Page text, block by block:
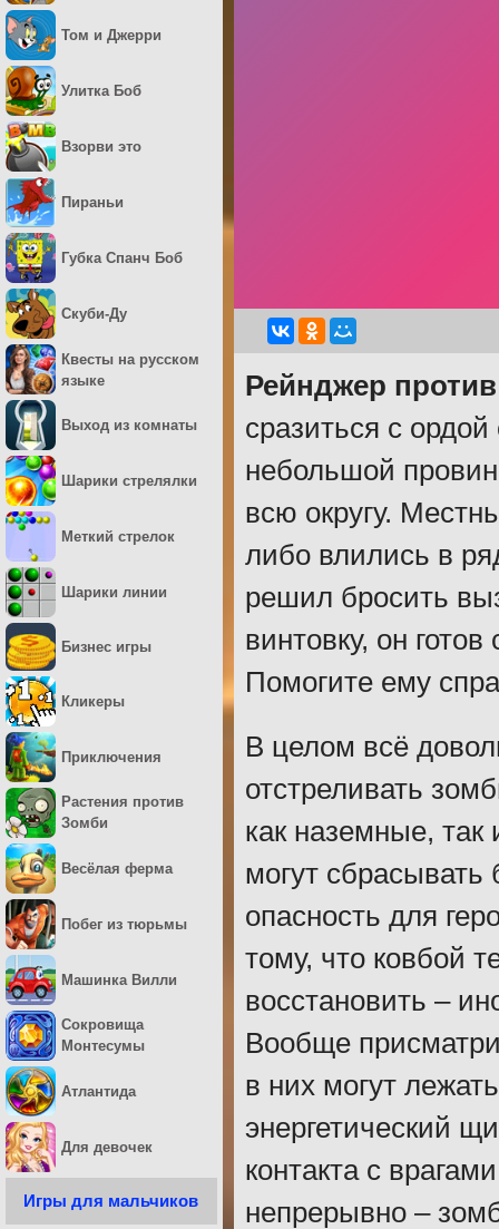
Рейнджер
сразиться с
небольшой
всю округу.
либо влились в
решил бросить
винтовку, он
Помогите ему
В целом всё
отстреливать
как наземные,
могут
опасность для
тому, что ковбой
восстановить –
Вообще
в них могут
энергетический
контакта с
непрерывно –
Том и Джерри
Улитка Боб
Взорви это
Пираньи
Губка Спанч Боб
Скуби-Ду
Квесты на русском
языке
Выход из комнаты
Шарики стрелялки
Меткий стрелок
Шарики линии
Бизнес игры
Кликеры
Приключения
Растения против
Зомби
Весёлая ферма
Побег из тюрьмы
Машинка Вилли
Сокровища
Монтесумы
Атлантида
Для девочек
Игры для мальчиков